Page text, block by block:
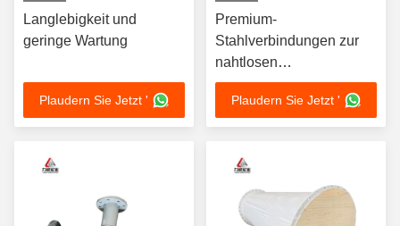
Langlebigkeit und
geringe Wartung
Plaudern Sie Jetzt '
Premium-
Stahlverbindungen zur
nahtlosen
Strukturintegration
Plaudern Sie Jetzt '